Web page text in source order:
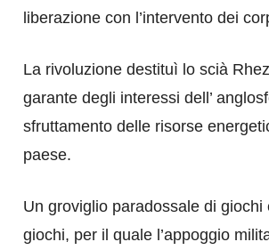
liberazione con l’intervento dei
La rivoluzione destituì lo scià
garante degli interessi dell’
sfruttamento delle risorse
paese.
Un groviglio paradossale di giochi
giochi, per il quale l’appoggio